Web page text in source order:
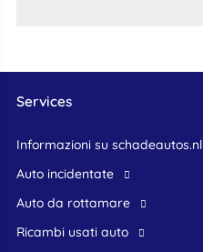
Services
Informazioni su schadeautos.nl
Auto incidentate
Auto da rottamare
Ricambi usati auto